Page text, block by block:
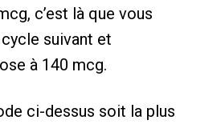
c’est là que vous
suivant et
à 140 mcg.
ci-dessus soit la plus